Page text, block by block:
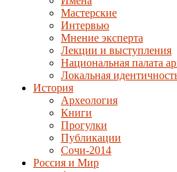
Мастерские
Интервью
Мнение эксперта
Лекции и выступления
Национальная палата
Локальная
История
Археология
Книги
Прогулки
Публикации
Сочи-2014
Россия и Мир